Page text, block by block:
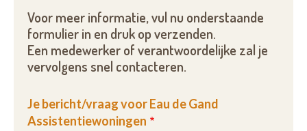
Voltijdse woonassistent
Noodoproepsysteem en eerste hulp 24u/24u en 7/7
De garantie van crisis- en overbruggingszorg
Organisatie van medische ondersteuning
Administratieve ondersteuning en coördinatie van
alle zorg
Voor meer informatie, vul nu onderstaande
formulier in en druk op verzenden.
Een medewerker of verantwoordelijke zal je
vervolgens snel contacteren.
Je bericht/vraag voor Eau de Gand
Assistentiewoningen